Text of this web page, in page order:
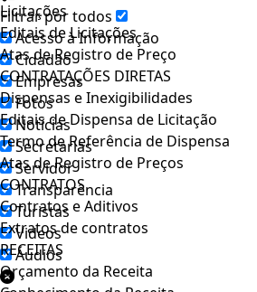
Filtrar por todos
Acesso à Informação
Cidadão
Empresas
Fotos
Notícias
Secretarias
Servidor
Transparência
Turistas
Videos
Áudios
Licitações
Editais de Licitações
Atas de Registro de Preço
CONTRATAÇÕES DIRETAS
Dispensas e Inexigibilidades
Editais de Dispensa de Licitação
Termo de Referência de Dispensa
Atas de Registro de Preços
CONTRATOS
Contratos e Aditivos
Extratos de contratos
RECEITAS
Orçamento da Receita